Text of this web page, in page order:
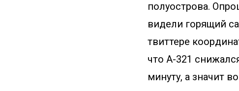
полуострова.
видели горящий
твиттере
что А-321
минуту, а значит